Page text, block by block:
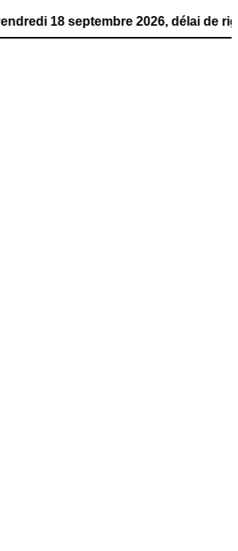
2026, délai de